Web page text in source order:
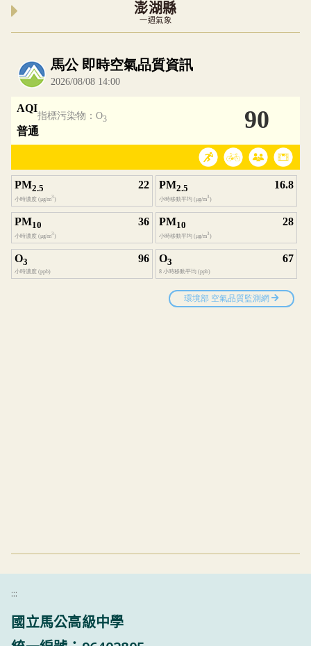
澎湖縣
一週氣象
內嵌空氣品質小工具為視覺預覽，完整即時空
:::
國立馬公高級中學